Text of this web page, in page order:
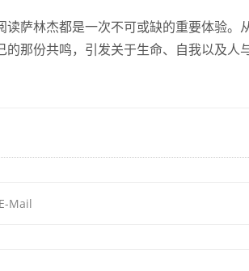
萨林杰都是一次不可或缺的重要体验。
那份共鸣，引发关于生命、自我以及人